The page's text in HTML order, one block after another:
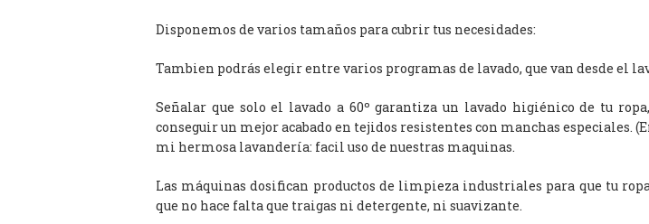
Disponemos de varios tamaños para cubrir tus necesidades:
Tambien podrás elegir entre varios programas de lavado, que van desde el
Señalar que solo el lavado a 60º garantiza un lavado higiénico de tu
conseguir un mejor acabado en tejidos resistentes con manchas especiales.
mi hermosa lavandería: facil uso de nuestras maquinas.
Las máquinas dosifican productos de limpieza industriales para que tu
que no hace falta que traigas ni detergente, ni suavizante.